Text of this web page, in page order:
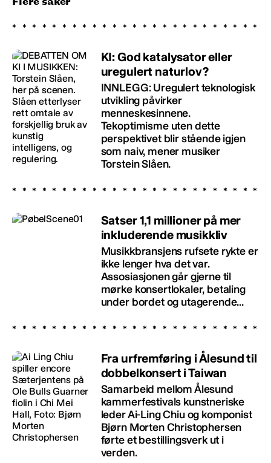
KI: God katalysator eller
uregulert naturlov?
INNLEGG: Uregulert teknologisk
utvikling påvirker
menneskesinnene.
Tekoptimisme uten dette
perspektivet blir stående igjen
som naiv, mener musiker
Torstein Slåen.
Satser 1,1 millioner på mer
inkluderende musikkliv
Musikkbransjens rufsete rykte er
ikke lenger hva det var.
Assosiasjonen går gjerne til
mørke konsertlokaler, betaling
under bordet og utagerende...
Fra urfremføring i Ålesund til
dobbelkonsert i Taiwan
Samarbeid mellom Ålesund
kammerfestivals kunstneriske
leder Ai-Ling Chiu og komponist
Bjørn Morten Christophersen
førte et bestillingsverk ut i
verden.